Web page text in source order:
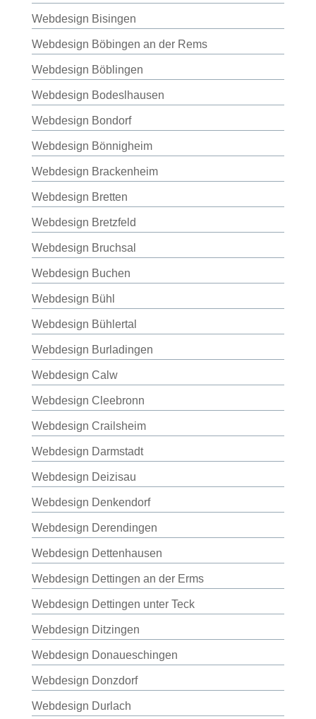
Webdesign Bisingen
Webdesign Böbingen an der Rems
Webdesign Böblingen
Webdesign Bodeslhausen
Webdesign Bondorf
Webdesign Bönnigheim
Webdesign Brackenheim
Webdesign Bretten
Webdesign Bretzfeld
Webdesign Bruchsal
Webdesign Buchen
Webdesign Bühl
Webdesign Bühlertal
Webdesign Burladingen
Webdesign Calw
Webdesign Cleebronn
Webdesign Crailsheim
Webdesign Darmstadt
Webdesign Deizisau
Webdesign Denkendorf
Webdesign Derendingen
Webdesign Dettenhausen
Webdesign Dettingen an der Erms
Webdesign Dettingen unter Teck
Webdesign Ditzingen
Webdesign Donaueschingen
Webdesign Donzdorf
Webdesign Durlach